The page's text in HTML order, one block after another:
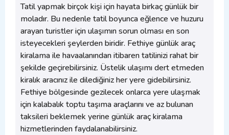
Tatil yapmak birçok kişi için hayata birkaç günlük bir
moladır. Bu nedenle tatil boyunca eğlence ve huzuru
arayan turistler için ulaşımın sorun olması en son
isteyecekleri şeylerden biridir. Fethiye günlük araç
kiralama ile havaalanından itibaren tatilinizi rahat bir
şekilde geçirebilirsiniz. Üstelik ulaşımı dert etmeden
kiralık aracınız ile dilediğiniz her yere gidebilirsiniz.
Fethiye bölgesinde gezilecek onlarca yere ulaşmak
için kalabalık toptu taşıma araçlarını ve az bulunan
taksileri beklemek yerine günlük araç kiralama
hizmetlerinden faydalanabilirsiniz.